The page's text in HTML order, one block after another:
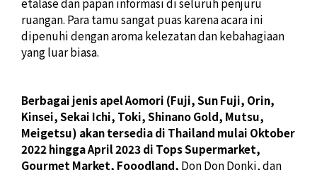
ruangan. Para tamu sangat puas karena acara ini
dipenuhi dengan aroma kelezatan dan kebahagiaan
yang luar biasa.
Berbagai jenis apel Aomori (Fuji, Sun Fuji, Orin,
Kinsei, Sekai Ichi, Toki, Shinano Gold, Mutsu,
Meigetsu) akan tersedia di Thailand mulai Oktober
2022 hingga April 2023 di Tops Supermarket,
Gourmet Market, Fooodland, Don Don Donki, dan